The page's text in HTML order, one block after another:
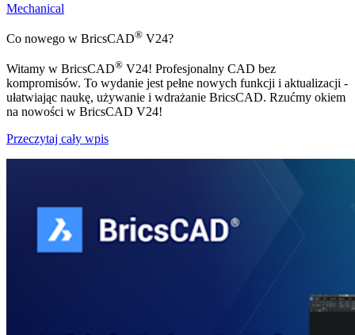
Mechanical
Co nowego w BricsCAD® V24?
Witamy w BricsCAD® V24! Profesjonalny CAD bez
kompromisów. To wydanie jest pełne nowych funkcji i aktualizacji -
ułatwiając naukę, używanie i wdrażanie BricsCAD. Rzućmy okiem
na nowości w BricsCAD V24!
Przeczytaj cały wpis